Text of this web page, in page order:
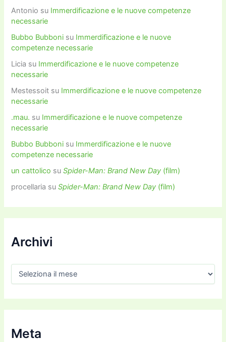
Antonio su Immerdificazione e le nuove competenze
necessarie
Bubbo Bubboni su Immerdificazione e le nuove
competenze necessarie
Licia su Immerdificazione e le nuove competenze
necessarie
Mestessoit su Immerdificazione e le nuove competenze
necessarie
.mau. su Immerdificazione e le nuove competenze
necessarie
Bubbo Bubboni su Immerdificazione e le nuove
competenze necessarie
un cattolico suSpider-Man: Brand New Day (film)
procellaria suSpider-Man: Brand New Day (film)
Archivi
h
i
iMeta